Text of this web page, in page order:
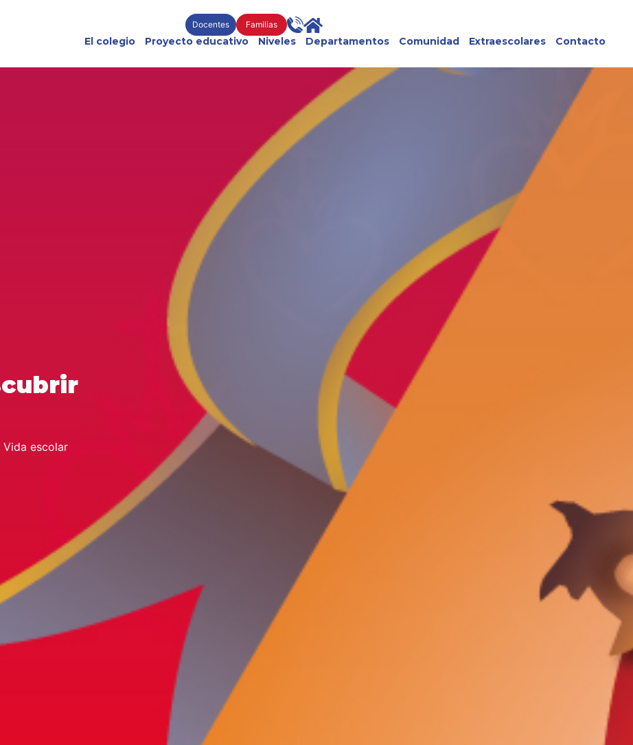
Docentes Familias
El colegio Proyecto educativo Niveles Departamentos Comunidad Extraescolares Contacto
Vida escolar